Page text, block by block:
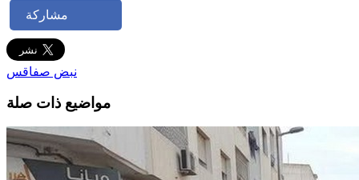
مشاركة
نبض صفاقس
مواضيع ذات صلة